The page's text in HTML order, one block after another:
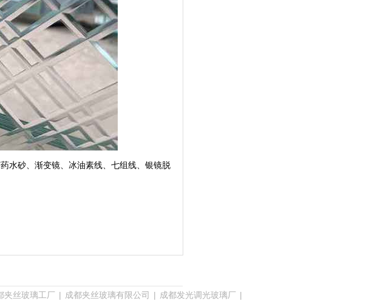
水砂、渐变镜、冰油素线、七组线、银镜脱
夹丝玻璃工厂 | 成都夹丝玻璃有限公司 | 成都发光调光玻璃厂 |